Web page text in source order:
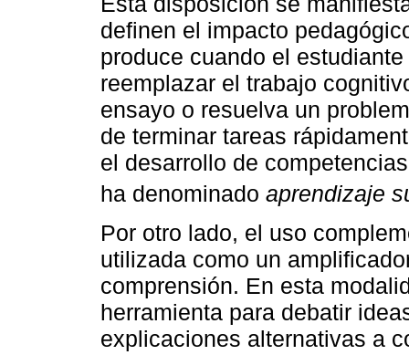
definen el impacto
produce cuando el
reemplazar el trabajo
ensayo o resuelva un
de terminar tareas
el desarrollo de
ha denominado aprendizaje
Por otro lado, el uso
utilizada como un
comprensión. En esta
herramienta para debatir
explicaciones alternativas a